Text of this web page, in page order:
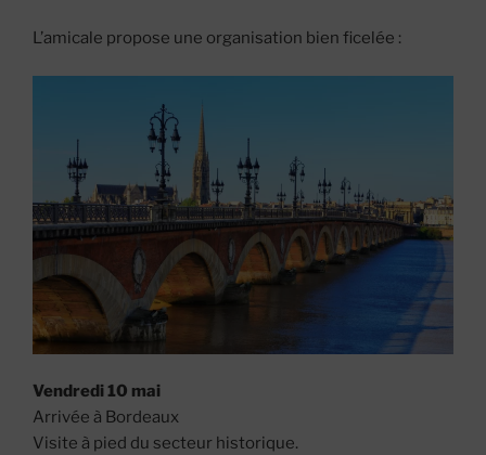
L’amicale propose une organisation bien ficelée :
Vendredi 10 mai
Arrivée à Bordeaux
Visite à pied du secteur historique.